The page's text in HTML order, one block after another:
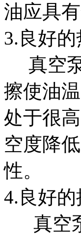
油应具
3.良好
真空泵
擦使油
处于很
空度降
性。
4.良好
真空泵